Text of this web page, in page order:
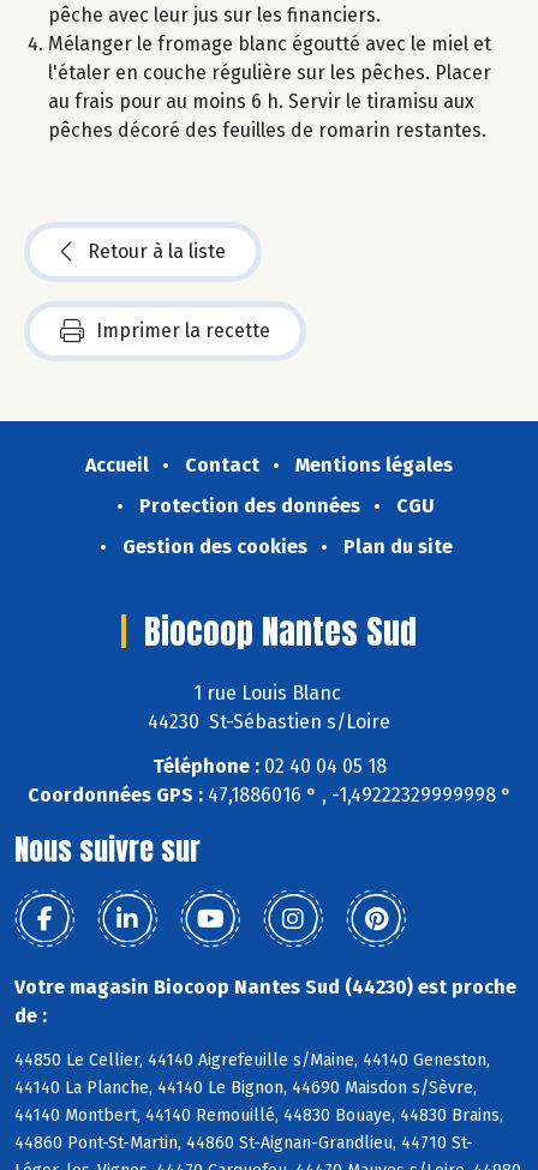
pêche avec leur jus sur les financiers.
Mélanger le fromage blanc égoutté avec le miel et
l'étaler en couche régulière sur les pêches. Placer
au frais pour au moins 6 h. Servir le tiramisu aux
pêches décoré des feuilles de romarin restantes.
Retour à la liste
Imprimer la recette
Accueil Contact
Mentions légales
Protection des données
CGU
Gestion des cookies
Plan du site
Biocoop Nantes Sud
1 rue Louis Blanc
44230 St-Sébastien s/Loire
Téléphone :02 40 04 05 18
Coordonnées GPS :47,1886016 ° , -1,49222329999998 °
Nous suivre sur
Votre magasin Biocoop Nantes Sud (44230) est proche
de :
44850 Le Cellier, 44140 Aigrefeuille s/Maine, 44140 Geneston,
44140 La Planche, 44140 Le Bignon, 44690 Maisdon s/Sèvre,
44140 Montbert, 44140 Remouillé, 44830 Bouaye, 44830 Brains,
44860 Pont-St-Martin, 44860 St-Aignan-Grandlieu, 44710 St-